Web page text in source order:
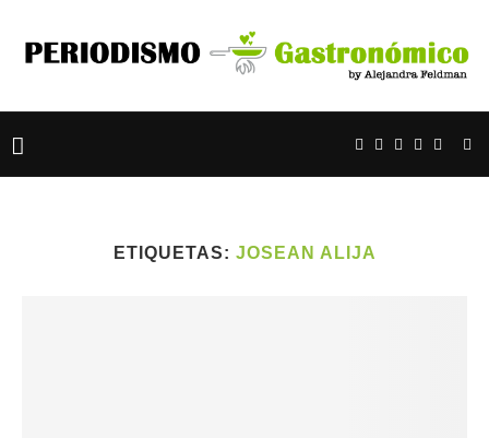
ETIQUETAS: JOSEAN ALIJA